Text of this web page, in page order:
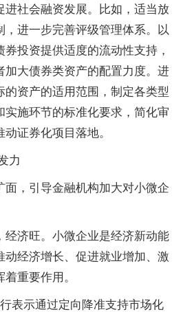
进社会融资发展。比如，适当放
，进一步完善评级管理体系。以
投资提供适度的流动性支持，
加大债券类资产的配置力度。进
的资产的适用范围，制定各类型
实施环节的标准化要求，简化审
证券化项目落地。
力
面，引导金融机构加大对小微企
经济旺。小微企业是经济新动能
动经济增长、促进就业增加、激
重要作用。
表示通过定向降准支持市场化